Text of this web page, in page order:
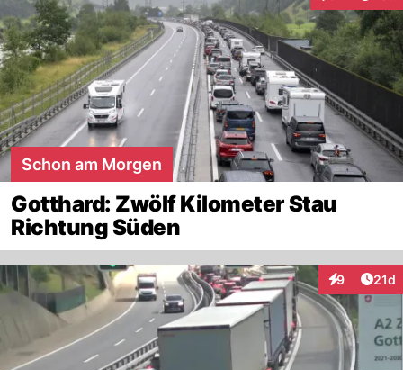
Schon am Morgen
Gotthard: Zwölf Kilometer Stau
Richtung Süden
9
Interaktionen
21d